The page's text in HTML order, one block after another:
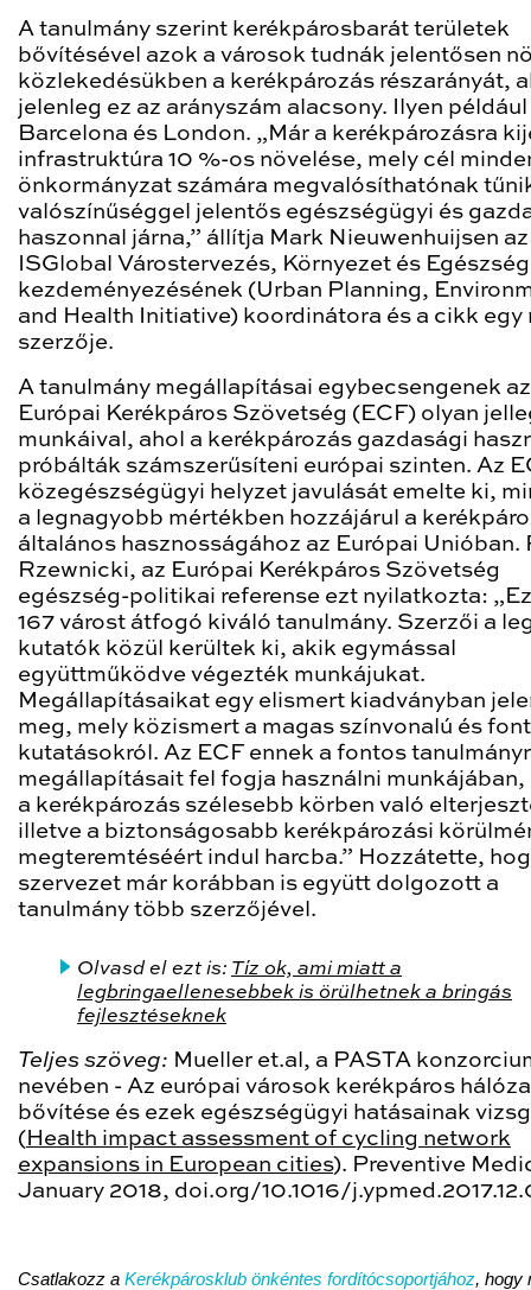
A tanulmány szerint kerékpárosbarát területek
bővítésével azok a városok tudnák jelentősen
közlekedésükben a kerékpározás részarányát,
jelenleg ez az arányszám alacsony. Ilyen
Barcelona és London. „Már a kerékpározásra
infrastruktúra 10 %-os növelése, mely cél
önkormányzat számára megvalósíthatónak
valószínűséggel jelentős egészségügyi és
haszonnal járna,” állítja Mark Nieuwenhuijsen az
ISGlobal Várostervezés, Környezet és Egészség
kezdeményezésének (Urban Planning,
and Health Initiative) koordinátora és a cikk egy
szerzője.
A tanulmány megállapításai egybecsengenek az
Európai Kerékpáros Szövetség (ECF) olyan
munkáival, ahol a kerékpározás gazdasági
próbálták számszerűsíteni európai szinten. Az
közegészségügyi helyzet javulását emelte ki,
a legnagyobb mértékben hozzájárul a
általános hasznosságához az Európai Unióban.
Rzewnicki, az Európai Kerékpáros Szövetség
egészség-politikai referense ezt nyilatkozta:
167 várost átfogó kiváló tanulmány. Szerzői a
kutatók közül kerültek ki, akik egymással
együttműködve végezték munkájukat.
Megállapításaikat egy elismert kiadványban
meg, mely közismert a magas színvonalú és
kutatásokról. Az ECF ennek a fontos
megállapításait fel fogja használni munkájában,
a kerékpározás szélesebb körben való
illetve a biztonságosabb kerékpározási
megteremtéséért indul harcba.” Hozzátette,
szervezet már korábban is együtt dolgozott a
tanulmány több szerzőjével.
Olvasd el ezt is: Tíz ok, ami miatt a
legbringaellenesebbek is örülhetnek a bringás
fejlesztéseknek
Teljes szöveg: Mueller et.al, a PASTA
nevében - Az európai városok kerékpáros
bővítése és ezek egészségügyi hatásainak
(Health impact assessment of cycling network
expansions in European cities). Preventive
January 2018, doi.org/10.1016/
Csatlakozz a Kerékpárosklub önkéntes fordítócsoportjához, hogy